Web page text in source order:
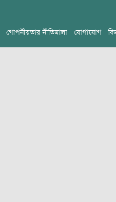
গোপনীয়তার নীতিমালা যোগাযোগ